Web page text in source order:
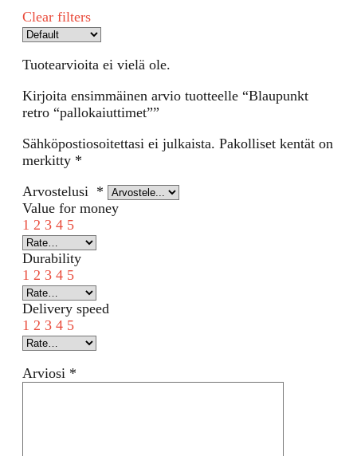
Clear filters
Tuotearvioita ei vielä ole.
Kirjoita ensimmäinen arvio tuotteelle “Blaupunkt
retro “pallokaiuttimet””
Sähköpostiosoitettasi ei julkaista. Pakolliset kentät on
merkitty *
Arvostelusi *
Value for money
1 2 3 4 5
Durability
1 2 3 4 5
Delivery speed
1 2 3 4 5
Arviosi *